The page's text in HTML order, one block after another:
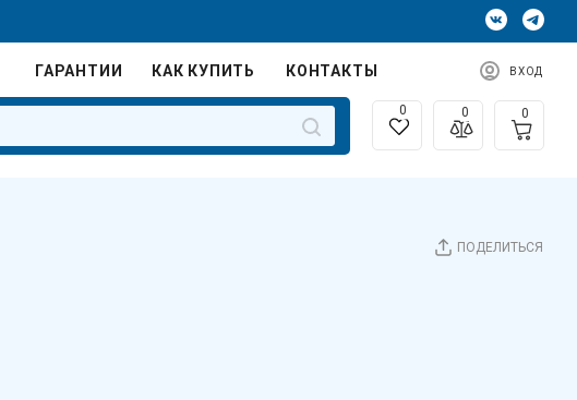
ГАРАНТИИ КАК КУПИТЬ КОНТАКТЫ ВХОД
0 0 0
ПОДЕЛИТЬСЯ